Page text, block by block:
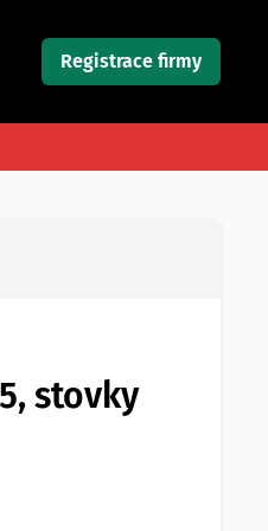
Registrace firmy
stovky